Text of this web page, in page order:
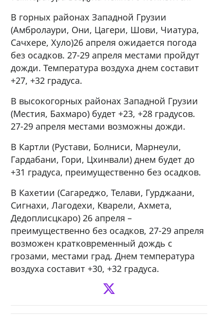
В горных районах Западной Грузии
(Амбролаури, Они, Цагери, Шови, Чиатура,
Сачхере, Хуло)26 апреля ожидается погода
без осадков. 27-29 апреля местами пройдут
дожди. Температура воздуха днем ​​составит
+27, +32 градуса.
В высокогорных районах Западной Грузии
(Местия, Бахмаро) будет +23, +28 градусов.
27-29 апреля местами возможны дожди.
В Картли (Рустави, Болниси, Марнеули,
Гардабани, Гори, Цхинвали) днем будет до
+31 градуса, преимущественно без осадков.
В Кахетии (Сагареджо, Телави, Гурджаани,
Сигнахи, Лагодехи, Кварели, Ахмета,
Дедоплисцкаро) 26 апреля –
преимущественно без осадков, 27-29 апреля
возможен кратковременный дождь с
грозами, местами град. Днем температура
воздуха ​​составит +30, +32 градуса.